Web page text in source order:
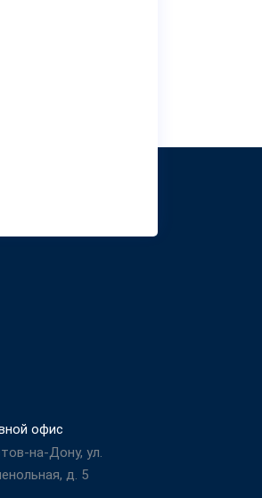
офис
на-Дону, ул.
д. 5